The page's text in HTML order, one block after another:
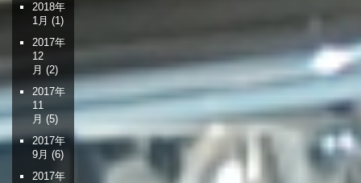
2018年
1月 (1)
2017年
12
月 (2)
2017年
11
月 (5)
2017年
9月 (6)
2017年